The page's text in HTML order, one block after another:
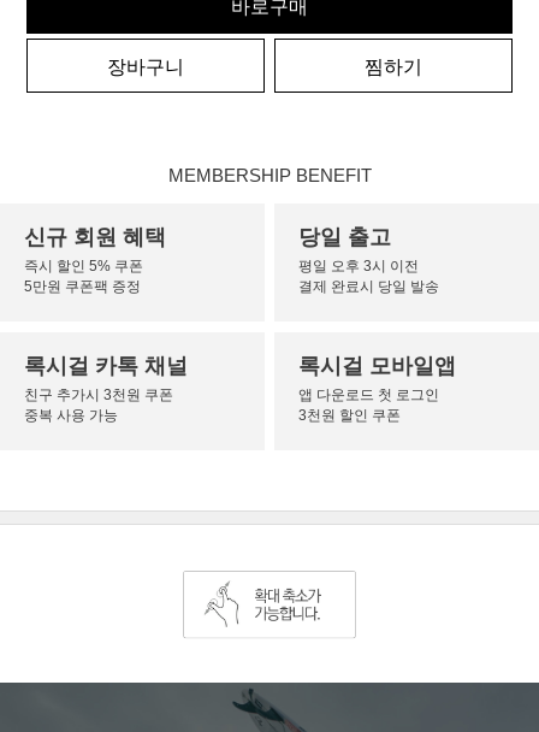
바로구매
장바구니 찜하기
MEMBERSHIP BENEFIT
신규 회원 혜택
즉시 할인 5% 쿠폰
5만원 쿠폰팩 증정
당일 출고
평일 오후 3시 이전
결제 완료시 당일 발송
록시걸 카톡 채널
친구 추가시 3천원 쿠폰
중복 사용 가능
록시걸 모바일앱
앱 다운로드 첫 로그인
3천원 할인 쿠폰